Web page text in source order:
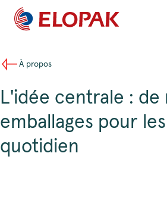
À propos
L'idée centrale : de
emballages pour
quotidien